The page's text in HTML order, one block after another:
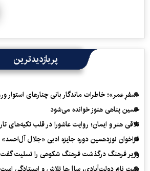
پربازدیدترین
«سفرِ عمر»؛ خاطرات ماندگار بانی چنارهای استوار
حسین پناهی هنوز خوانده می‌شود
تلاقی هنر و ایمان؛ روایت عاشورا در قلب تکیه‌های
فراخوان نوزدهمین دوره جایزه ادبی «جلال
وزیر فرهنگ درگذشت فرهنگ شکوهی را تسلیت گفت